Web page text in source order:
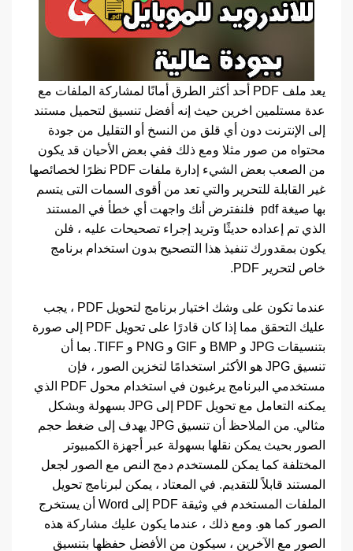
يعد ملف PDF أحد أكثر الطرق أمانًا لمشاركة الملفات مع
عدة مستلمين اخرين حيث إنه أفضل تنسيق لتحميل مستند
إلى الإنترنت دون أي قلق من النسخ أو التقليل من جودة
محتواه من صور مثلا ومع ذلك ففي بعض الأحيان قد يكون
من الصعب بعض الشيء إدارة ملفات PDF نظرًا لخصائصها
غير القابلة للتحرير والتي تعد من أقوى السمات التى يتسم
بها صيغة pdf فلنفترض أنك واجهت أي خطأ في المستند
الذي تم إعداده حديثًا وتريد إجراء تصحيحات عليه ، فلن
يكون بمقدورك تنفيذ هذا التصحيح بدون استخدام برنامج
خاص لتحرير PDF.
عندما تكون على وشك اختيار برنامج لتحويل PDF ، يجب
عليك التحقق مما إذا كان قادرًا على تحويل PDF إلى صورة
بتنسيقات JPG و BMP و GIF و PNG و TIFF. بما أن
تنسيق JPG هو الأكثر استخدامًا لتخزين الصور ، فإن
مستخدمي البرنامج يرغبون في استخدام محول PDF الذي
يمكنه التعامل مع تحويل PDF إلى JPG بسهولة وبشكل
مثالي. من الملاحظ أن تنسيق JPG يهدف إلى ضغط حجم
الصور بحيث يمكن نقلها بسهولة عبر أجهزة الكمبيوتر
المختلفة كما يمكن للمستخدم دمج النص مع الصور لجعل
المستند قابلاً للتقديم. في المعتاد ، يمكن لبرنامج تحويل
الملفات المستخدم في وثيقة PDF إلى Word أن يستخرج
الصور كما هو. ومع ذلك ، عندما يكون عليك مشاركة هذه
الصور مع الآخرين ، سيكون من الأفضل حفظها بتنسيق